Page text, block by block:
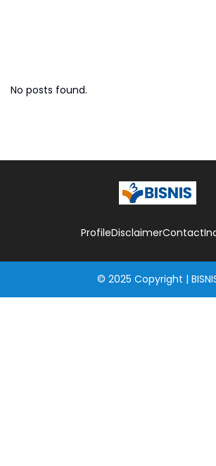
No posts found.
ProfileDisclaimerContact
© 2025 Copyright |